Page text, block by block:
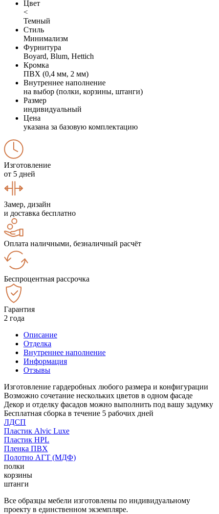
Цвет
<
Темный
Стиль
Минимализм
Фурнитура
Boyard, Blum, Hettich
Кромка
ПВХ (0,4 мм, 2 мм)
Внутреннее наполнение
на выбор (полки, корзины, штанги)
Размер
индивидуальный
Цена
указана за базовую комплектацию
Изготовление
от 5 дней
Замер, дизайн
и доставка бесплатно
Оплата наличными, безналичный расчёт
Беспроцентная рассрочка
Гарантия
2 года
Описание
Отделка
Внутреннее наполнение
Информация
Отзывы
Изготовление гардеробных любого размера и конфигурации
Возможно сочетание нескольких цветов в одном фасаде
Декор и отделку фасадов можно выполнить под вашу задумку
Бесплатная сборка в течение 5 рабочих дней
ЛДСП
Пластик Alvic Luxe
Пластик HPL
Пленка ПВХ
Полотно АГТ (МДФ)
полки
корзины
штанги
Все образцы мебели изготовлены по индивидуальному
проекту в единственном экземпляре.